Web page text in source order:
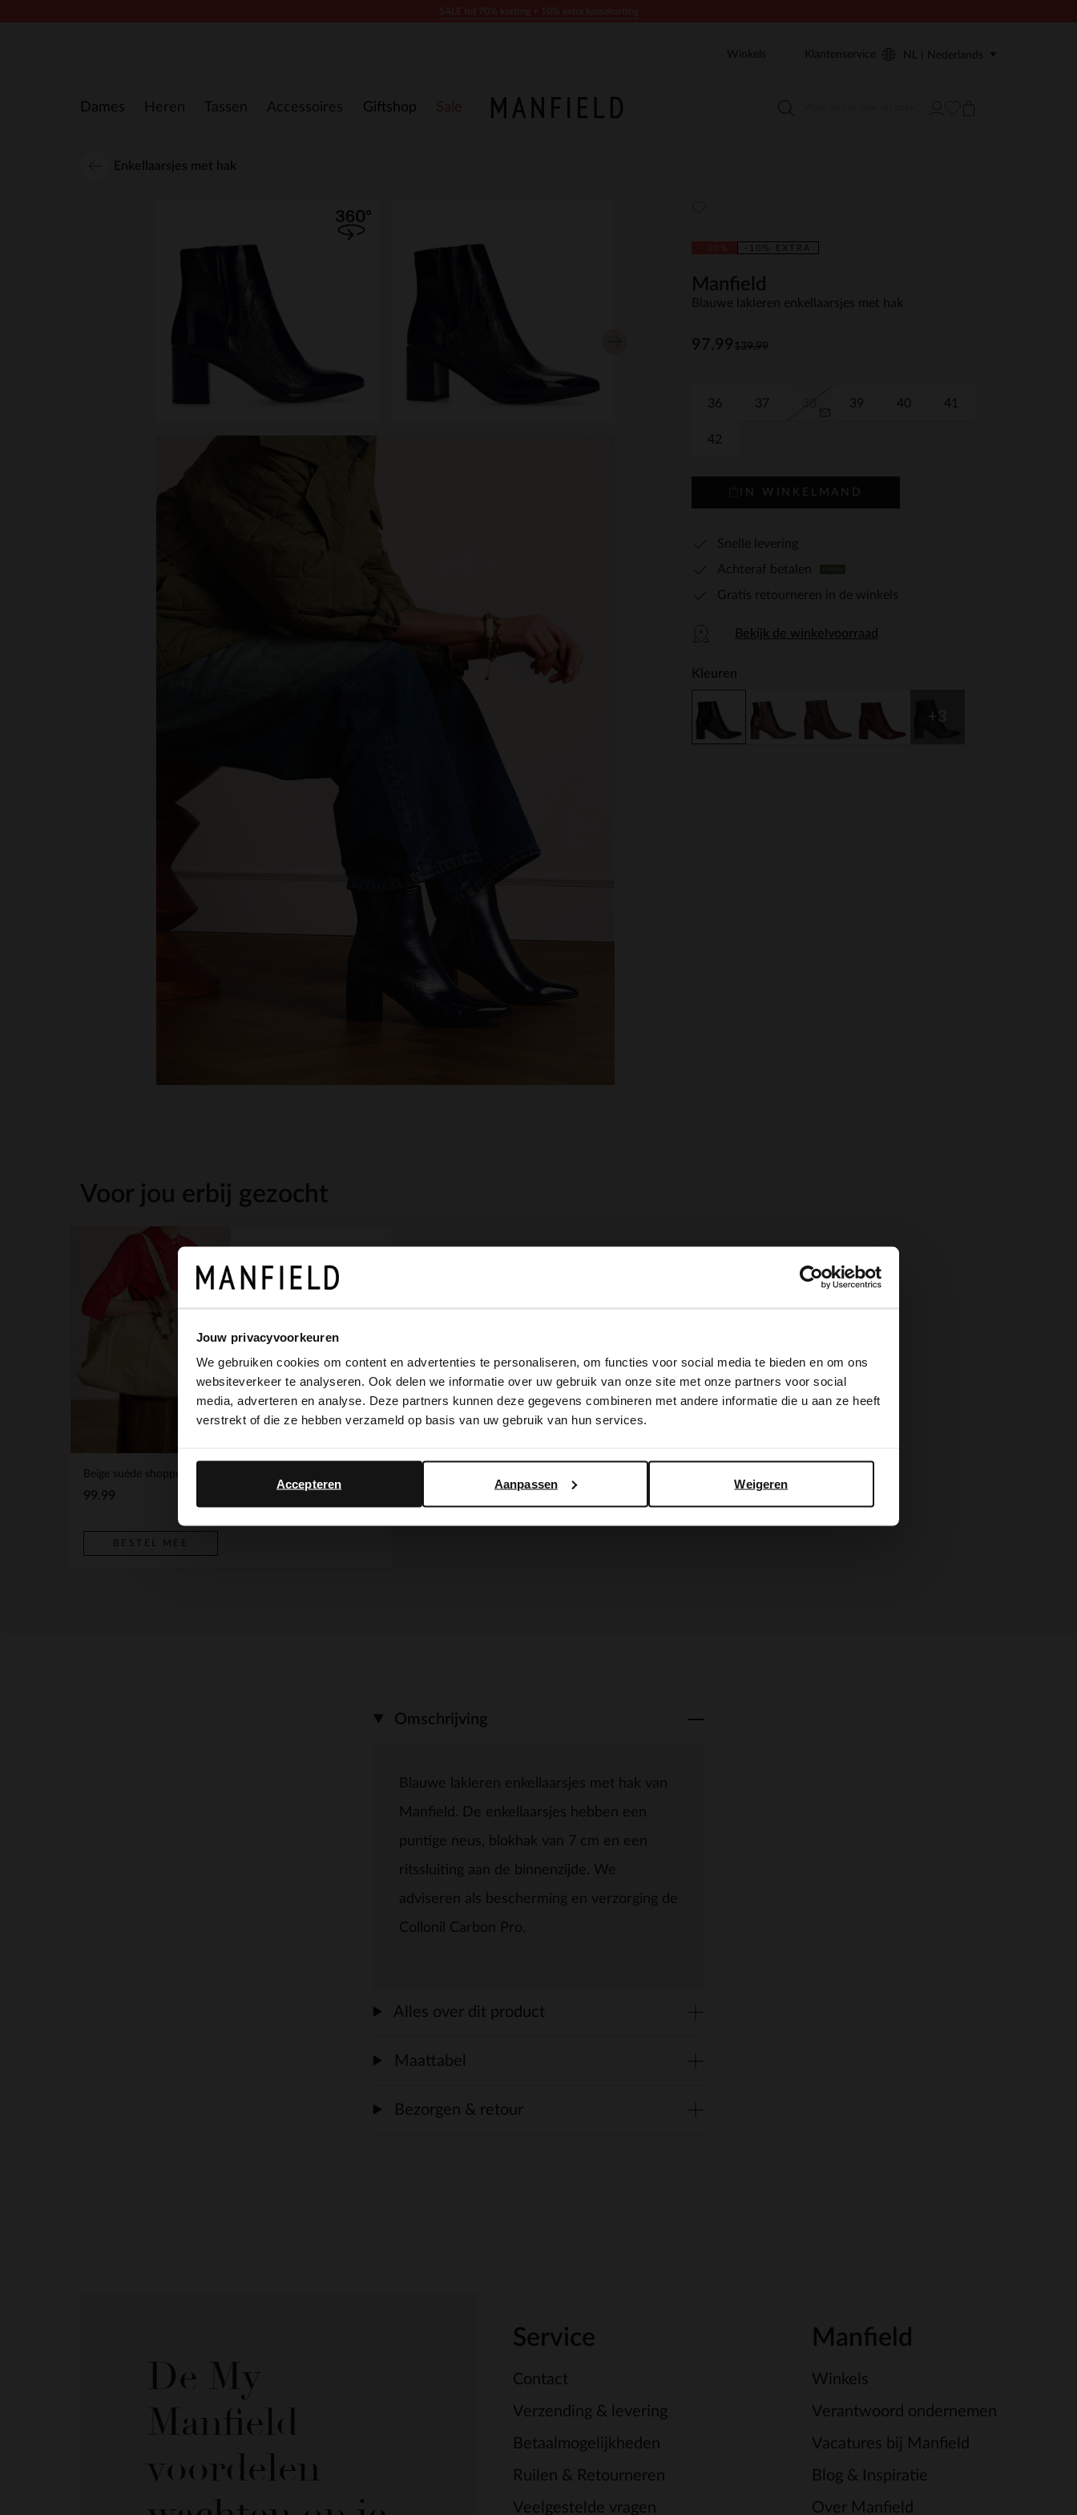
Jouw privacyvoorkeuren
We gebruiken cookies om content en advertenties te personaliseren, om functies voor social media te bieden en om ons
websiteverkeer te analyseren. Ook delen we informatie over uw gebruik van onze site met onze partners voor social
media, adverteren en analyse. Deze partners kunnen deze gegevens combineren met andere informatie die u aan ze heeft
verstrekt of die ze hebben verzameld op basis van uw gebruik van hun services.
Weigeren
Aanpassen
Accepteren
Dames Heren Tassen Accessoires Giftshop Sale
Winkels Klantenservice NL | Nederlands
Enkellaarsjes met hak
-10% EXTRA
Manfield
Blauwe lakleren enkellaarsjes met hak
139.99
97.99
36 37 39 40 41
42
IN WINKELMAND
Snelle levering
Achteraf betalen
Gratis retourneren in de winkels
Bekijk de winkelvoorraad
Kleuren
+3
Voor jou erbij gezocht
Beige suède shopper
99.99
BESTEL MEE
Beige suède riem
Omschrijving
Blauwe lakleren enkellaarsjes met hak van
Manfield. De enkellaarsjes hebben een
puntige neus, blokhak van 7 cm en een
ritssluiting aan de binnenzijde. We
adviseren als bescherming en verzorging de
Collonil Carbon Pro.
Alles over dit product
Maattabel
Bezorgen & retour
De My
Manfield
voordelen
Service
Contact
Verzending & levering
Betaalmogelijkheden
Ruilen & Retourneren
Veelgestelde vragen
Manfield
Winkels
Verantwoord ondernemen
Vacatures bij Manfield
Blog & Inspiratie
Over Manfield
×
It looks like your language isn't Dutch. Would you like to